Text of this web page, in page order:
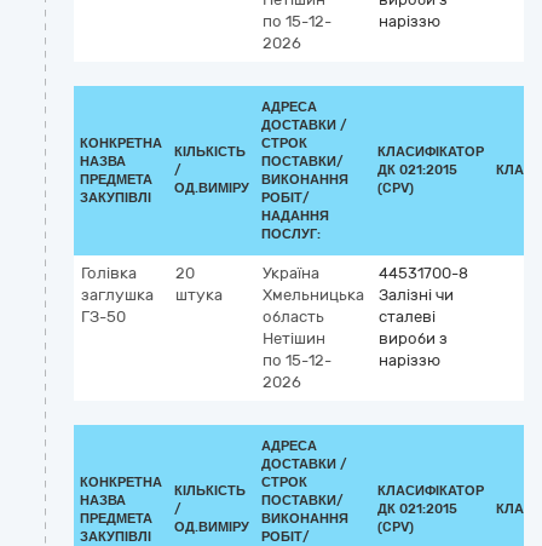
по 15-12-
2026
наріззю
КОНКРЕТНА
НАЗВА
ПРЕДМЕТА
ЗАКУПІВЛІ
КІЛЬКІСТЬ
/
ОД.ВИМІРУ
АДРЕСА
ДОСТАВКИ /
СТРОК
ПОСТАВКИ/
ВИКОНАННЯ
РОБІТ/
НАДАННЯ
ПОСЛУГ:
КЛАСИФІКАТОР
ДК 021:2015
(CPV)
Голівка
заглушка
ГЗ-50
20
штука
Україна
Хмельницька
область
Нетішин
по 15-12-
2026
44531700-8
Залізні чи
сталеві
вироби з
наріззю
КОНКРЕТНА
НАЗВА
ПРЕДМЕТА
ЗАКУПІВЛІ
КІЛЬКІСТЬ
/
ОД.ВИМІРУ
АДРЕСА
ДОСТАВКИ /
СТРОК
ПОСТАВКИ/
ВИКОНАННЯ
РОБІТ/
КЛАСИФІКАТОР
ДК 021:2015
(CPV)